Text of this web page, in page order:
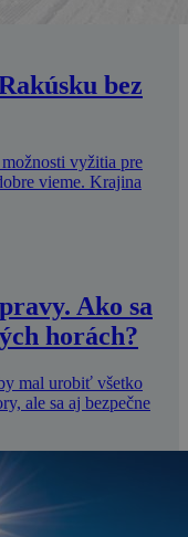
bez
vyžitia pre
vieme. Krajina
Ako sa
horách?
mal urobiť všetko
ale sa aj bezpečne